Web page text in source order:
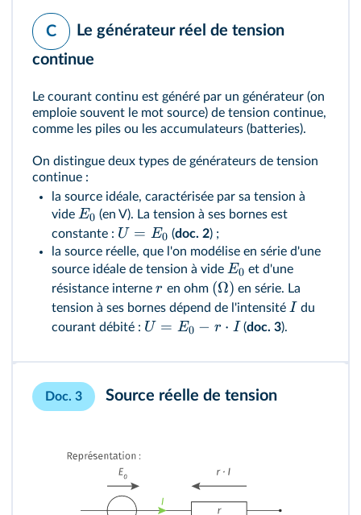
C
Le générateur réel de tension
continue
Le courant continu est généré par un générateur (on
emploie souvent le mot source) de tension continue,
comme les piles ou les accumulateurs (batteries).
On distingue deux types de générateurs de tension
continue :
la source idéale, caractérisée par sa tension à
vide E0 (en V). La tension à ses bornes est
constante : U = E0 (doc. 2) ;
la source réelle, que l'on modélise en série d'une
source idéale de tension à vide E0 et d'une
résistance interne r en ohm (Ω) en série. La
tension à ses bornes dépend de l'intensité I du
courant débité : U = E0 − r ⋅ I (doc. 3).
Doc. 3 Source réelle de tension